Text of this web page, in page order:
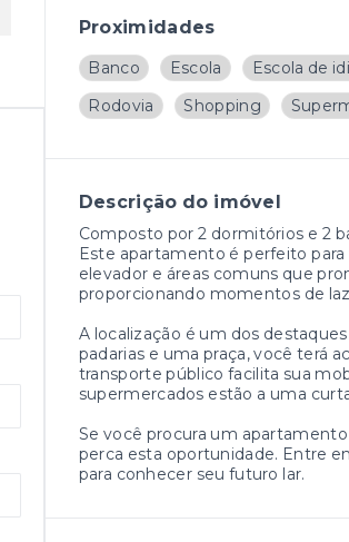
Proximidades
Banco Escola Escola de
Rodovia
Shopping
Descrição do imóvel
Composto por 2 dormitórios e 2
Este apartamento é perfeito
elevador e áreas comuns que
proporcionando momentos de
A localização é um dos
padarias e uma praça, você terá
transporte público facilita sua
supermercados estão a uma
Se você procura um
perca esta oportunidade. Entre
para conhecer seu futuro lar.